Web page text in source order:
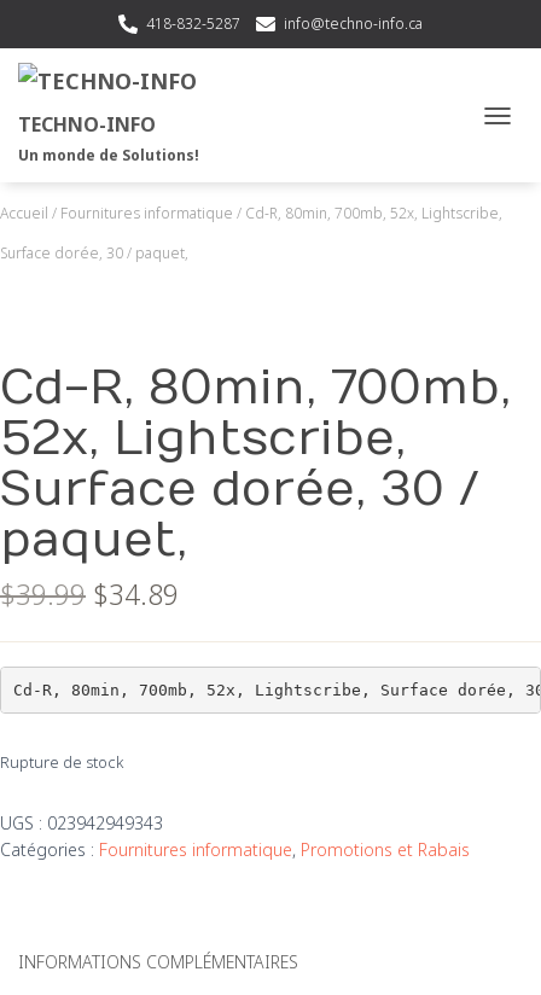
418-832-5287 info@techno-info.ca
TECHNO-INFO
Un monde de Solutions!
Accueil / Fournitures informatique / Cd-R, 80min, 700mb, 52x, Lightscribe,
Surface dorée, 30 / paquet,
Cd-R, 80min, 700mb,
52x, Lightscribe,
Surface dorée, 30 /
paquet,
$39.99 Le
initial
était :
$39.99.
$34.89
actuel
est :
$34.89.
Cd-R, 80min, 700mb, 52x, Lightscribe, Surface dorée,
Rupture de stock
UGS : 023942949343
Catégories : Fournitures informatique, Promotions et Rabais
INFORMATIONS COMPLÉMENTAIRES